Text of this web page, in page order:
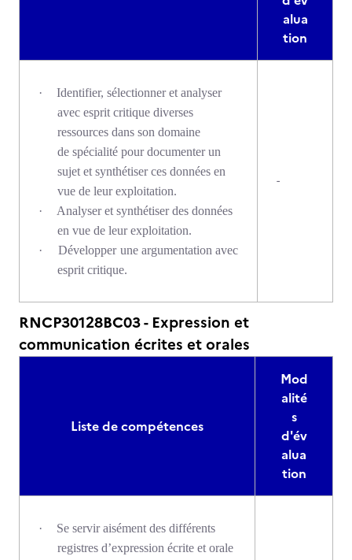
alua
tion
·
Identifier, sélectionner et analyser
avec esprit critique diverses
ressources dans son domaine
de spécialité pour documenter un
sujet et synthétiser ces données en
vue de leur exploitation.
·
Analyser et synthétiser des données
en vue de leur exploitation.
·
Développer une argumentation avec
esprit critique.
-
RNCP30128BC03 - Expression et
communication écrites et orales
Liste de compétences
Mod
alité
s
d'év
alua
tion
·
Se servir aisément des différents
registres d’expression écrite et orale